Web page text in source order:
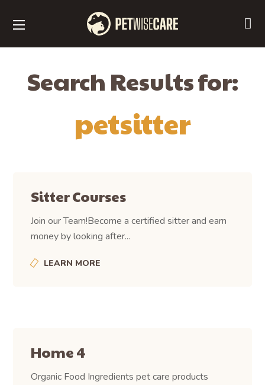
Search Results for:
petsitter
Sitter Courses
Join our Team!Become a certified sitter and earn
money by looking after...
LEARN MORE
Home 4
Organic Food Ingredients pet care products